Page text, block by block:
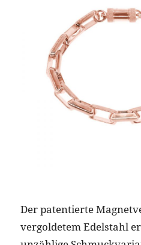
Der patentierte
vergoldetem Edelstahl